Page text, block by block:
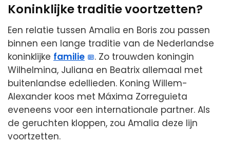
Koninklijke traditie voortzetten?
Een relatie tussen Amalia en Boris zou passen
binnen een lange traditie van de Nederlandse
koninklijke familie
. Zo trouwden koningin
Wilhelmina, Juliana en Beatrix allemaal met
buitenlandse edellieden. Koning Willem-
Alexander koos met Máxima Zorreguieta
eveneens voor een internationale partner. Als
de geruchten kloppen, zou Amalia deze lijn
voortzetten.